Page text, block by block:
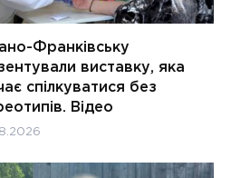
Франківську
виставку, яка
спілкуватися без
Відео